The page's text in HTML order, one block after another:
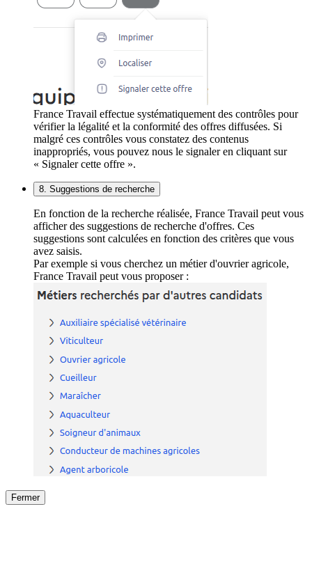
France Travail effectue systématiquement des contrôles pour
vérifier la légalité et la conformité des offres diffusées. Si
malgré ces contrôles vous constatez des contenus
inappropriés, vous pouvez nous le signaler en cliquant sur
« Signaler cette offre ».
8. Suggestions de recherche
En fonction de la recherche réalisée, France Travail peut vous
afficher des suggestions de recherche d'offres. Ces
suggestions sont calculées en fonction des critères que vous
avez saisis.
Par exemple si vous cherchez un métier d'ouvrier agricole,
France Travail peut vous proposer :
Fermer